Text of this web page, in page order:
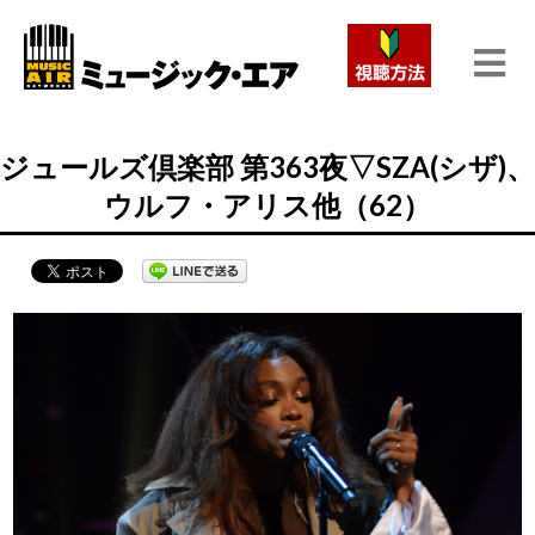
ジュールズ倶楽部 第363夜▽SZA(シザ)、
ウルフ・アリス他（62）